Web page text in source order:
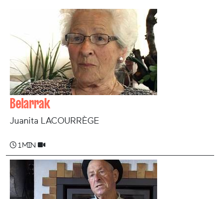
Belarrak
Juanita LACOURRÈGE
1 min